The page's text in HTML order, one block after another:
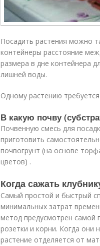
Посадить растения можно
контейнеры расстояние
размера в дне контейнера
лишней воды.
Одному растению
В какую почву
Почвенную смесь для
приготовить
почвогрунт (на основе
цветов) .
Когда сажать
Самый простой и быстрый
минимальных затрат
метод предусмотрен самой
розетки и корни. Когда они
растение отделяется от